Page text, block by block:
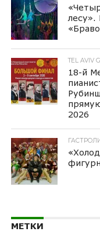
лесу».
TEL AVIV
18-й
2026
МЕТКИ